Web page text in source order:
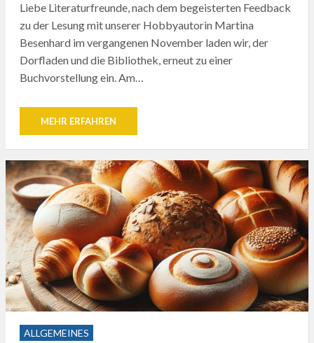
Liebe Literaturfreunde, nach dem begeisterten Feedback
zu der Lesung mit unserer Hobbyautorin Martina
Besenhard im vergangenen November laden wir, der
Dorfladen und die Bibliothek, erneut zu einer
Buchvorstellung ein. Am…
MEHR ERFAHREN
ALLGEMEINES